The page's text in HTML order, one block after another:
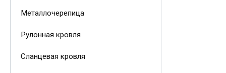
Металлочерепица
Рулонная кровля
Сланцевая кровля